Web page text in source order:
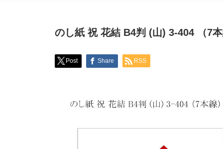
のし紙 祝 花結 B4判 (山) 3-404 （7
Post Share RSS